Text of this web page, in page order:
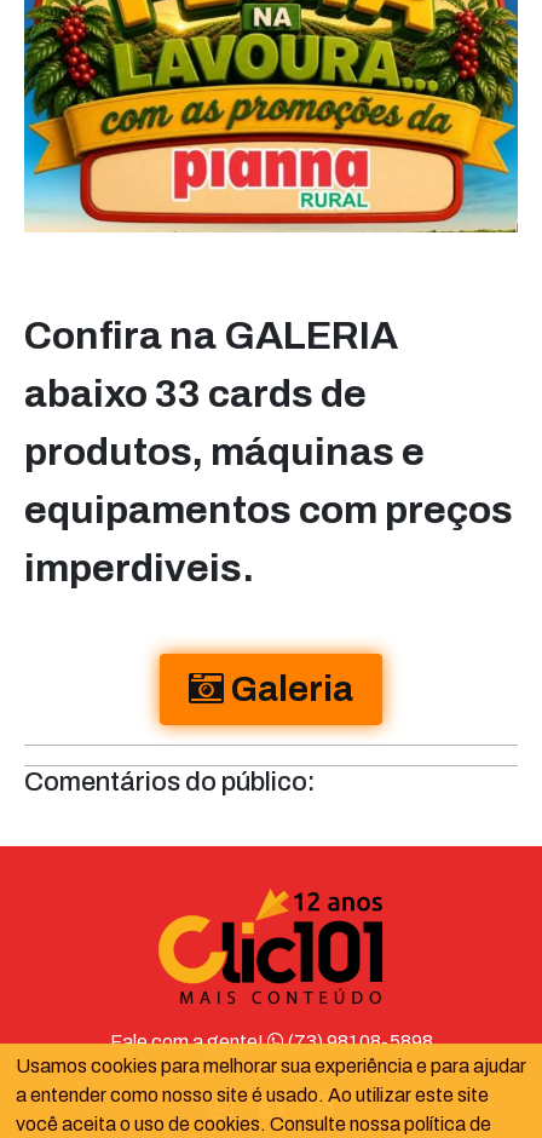
Confira na GALERIA
abaixo 33 cards de
produtos, máquinas e
equipamentos com preços
imperdiveis.
Galeria
Comentários do público:
Fale com a gente!
(73) 98108-5898
contato@clic101.com.br
Usamos cookies para melhorar sua experiência e para ajudar
a entender como nosso site é usado. Ao utilizar este site
você aceita o uso de cookies. Consulte nossa política de